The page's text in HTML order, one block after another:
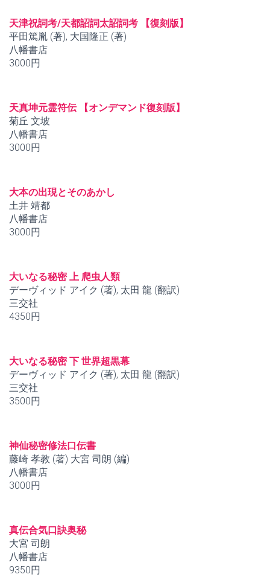
天津祝詞考/天都詔詞太詔詞考 【復刻版】
平田篤胤 (著), 大国隆正 (著)
八幡書店
3000円
天真坤元霊符伝 【オンデマンド復刻版】
菊丘 文坡
八幡書店
3000円
大本の出現とそのあかし
土井 靖都
八幡書店
3000円
大いなる秘密 上 爬虫人類
デーヴィッド アイク (著), 太田 龍 (翻訳)
三交社
4350円
大いなる秘密 下 世界超黒幕
デーヴィッド アイク (著), 太田 龍 (翻訳)
三交社
3500円
神仙秘密修法口伝書
藤崎 孝教 (著) 大宮 司朗 (編)
八幡書店
3000円
真伝合気口訣奥秘
大宮 司朗
八幡書店
9350円